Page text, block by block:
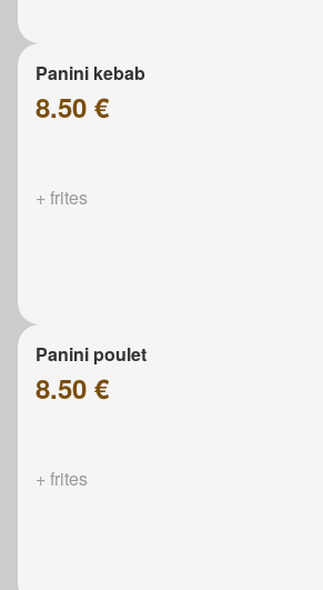
Panini kebab
8.50 €
+ frites
Panini poulet
8.50 €
+ frites